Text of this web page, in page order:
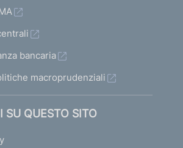
bancaria
macroprudenziali
SU QUESTO SITO